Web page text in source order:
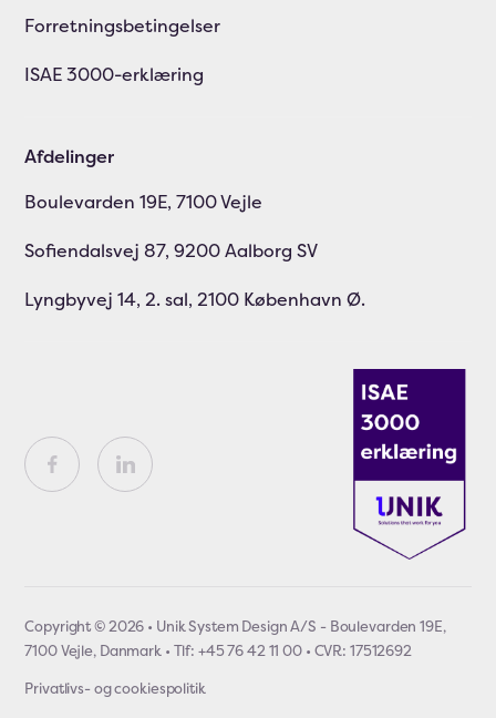
Forretningsbetingelser
ISAE 3000-erklæring
Afdelinger
Boulevarden 19E, 7100 Vejle
Sofiendalsvej 87, 9200 Aalborg SV
Lyngbyvej 14, 2. sal, 2100 København Ø.
Copyright © 2026 • Unik System Design A/S - Boulevarden 19E,
7100 Vejle, Danmark • Tlf: +45 76 42 11 00 • CVR: 17512692
Privatlivs- og cookiespolitik